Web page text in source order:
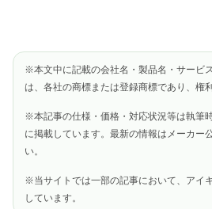
※本文中に記載の会社名・製品名・サービ
は、各社の商標または登録商標であり、権
※本記事の仕様・価格・対応状況等は執筆
に掲載しています。最新の情報はメーカー
い。
※当サイトでは一部の記事において、アイ
しています。